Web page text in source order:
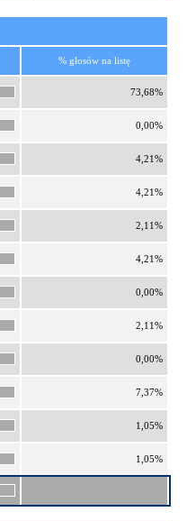
% głosów na listę
73,68%
0,00%
4,21%
4,21%
2,11%
4,21%
0,00%
2,11%
0,00%
7,37%
1,05%
1,05%